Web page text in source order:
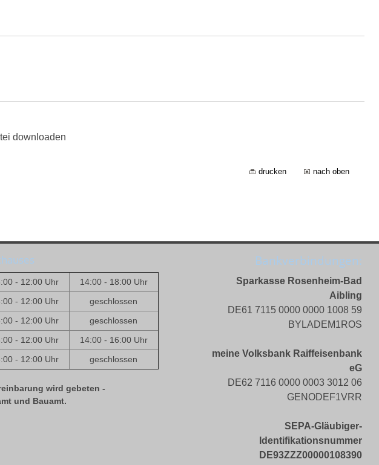
downloaden
drucken nach oben
- 12:00 Uhr
14:00 - 18:00 Uhr
- 12:00 Uhr
geschlossen
- 12:00 Uhr
geschlossen
- 12:00 Uhr
14:00 - 16:00 Uhr
- 12:00 Uhr geschlossen
wird gebeten -
und Bauamt.
Bankverbindungen:
Sparkasse Rosenheim-Bad
Aibling
DE61 7115 0000 0000 1008 59
BYLADEM1ROS
meine Volksbank Raiffeisenbank
eG
DE62 7116 0000 0003 3012 06
GENODEF1VRR
SEPA-Gläubiger-
Identifikationsnummer
DE93ZZZ00000108390